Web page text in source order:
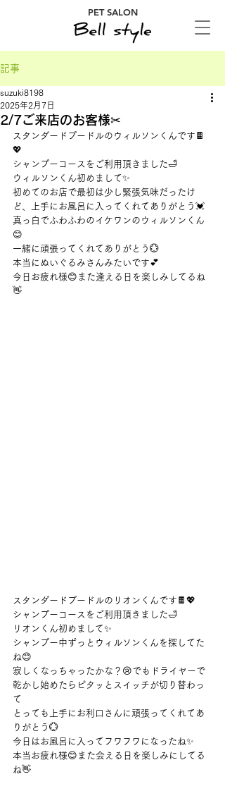
PET SALON
記事
2/7ご来店のお客様✂
suzuki8198
2025年2月7日
スタンダードプードルのウィルソンくんです🍫
💖
シャンプーコースをご利用頂きました🛁
ウィルソンくん初めまして✨
初めてのお店で最初は少し緊張気味だったけ
ど、上手にお風呂に入ってくれてありがとう💓
真っ白でふわふわのイケワンのウィルソンくん
😊
一緒に頑張ってくれてありがとう💮
本当にぬいぐるみさんみたいです💕
今日お疲れ様😊また逢える日を楽しみしてるね
👋
スタンダードプードルのリオンくんです🍫💖
シャンプーコースをご利用頂きました🛁
リオンくん初めまして✨
シャンプー中ずっとウィルソンくんを探してた
ね😊
寂しくなっちゃったかな？😢でもドライヤーで
乾かし始めたらピタッとスイッチが切り替わっ
て
とっても上手にお利口さんに頑張ってくれてあ
りがとう💮
今日はお風呂に入ってフワフワになったね✨
本当お疲れ様😊また会える日を楽しみにしてる
ね👋